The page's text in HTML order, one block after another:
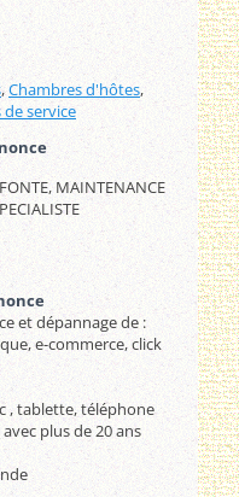
,Chambres d'hôtes,
service
MAINTENANCE
et dépannage de :
e-commerce, click
, tablette, téléphone
plus de 20 ans